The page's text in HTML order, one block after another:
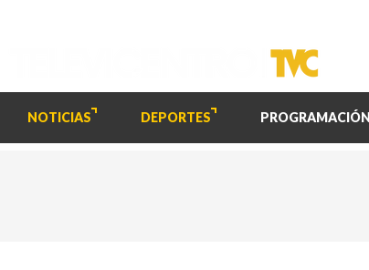
NOTICIAS DEPORTES PROGRAMACIÓN